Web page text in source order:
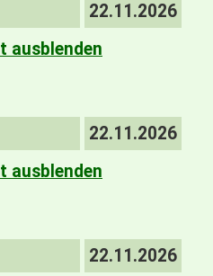
22.11.2026
ausblenden
22.11.2026
ausblenden
22.11.2026